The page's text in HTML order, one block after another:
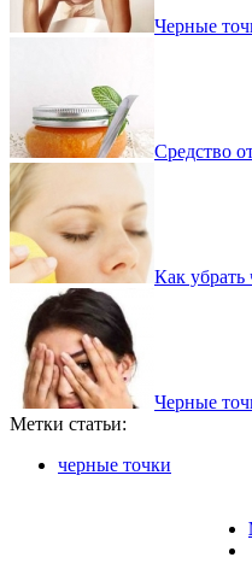
Черные
Средство
Как убрать
Черные
Метки статьи:
черные точки